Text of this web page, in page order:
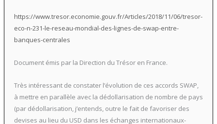
https://www.tresor.economie.gouv.fr/Articles/2018/11/06/tresor-
eco-n-231-le-reseau-mondial-des-lignes-de-swap-entre-
banques-centrales
Document émis par la Direction du Trésor en France.
Très intéressant de constater l’évolution de ces accords SWAP,
à mettre en parallèle avec la dédollarisation de nombre de pays
(par dédollarisation, j’entends, outre le fait de favoriser des
devises au lieu du USD dans les échanges internationaux-